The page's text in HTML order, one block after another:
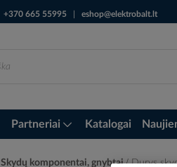
+370 665 55995 eshop@elektrobalt.lt
Partneriai Katalogai
Skydų komponentai, gnybtai Durys